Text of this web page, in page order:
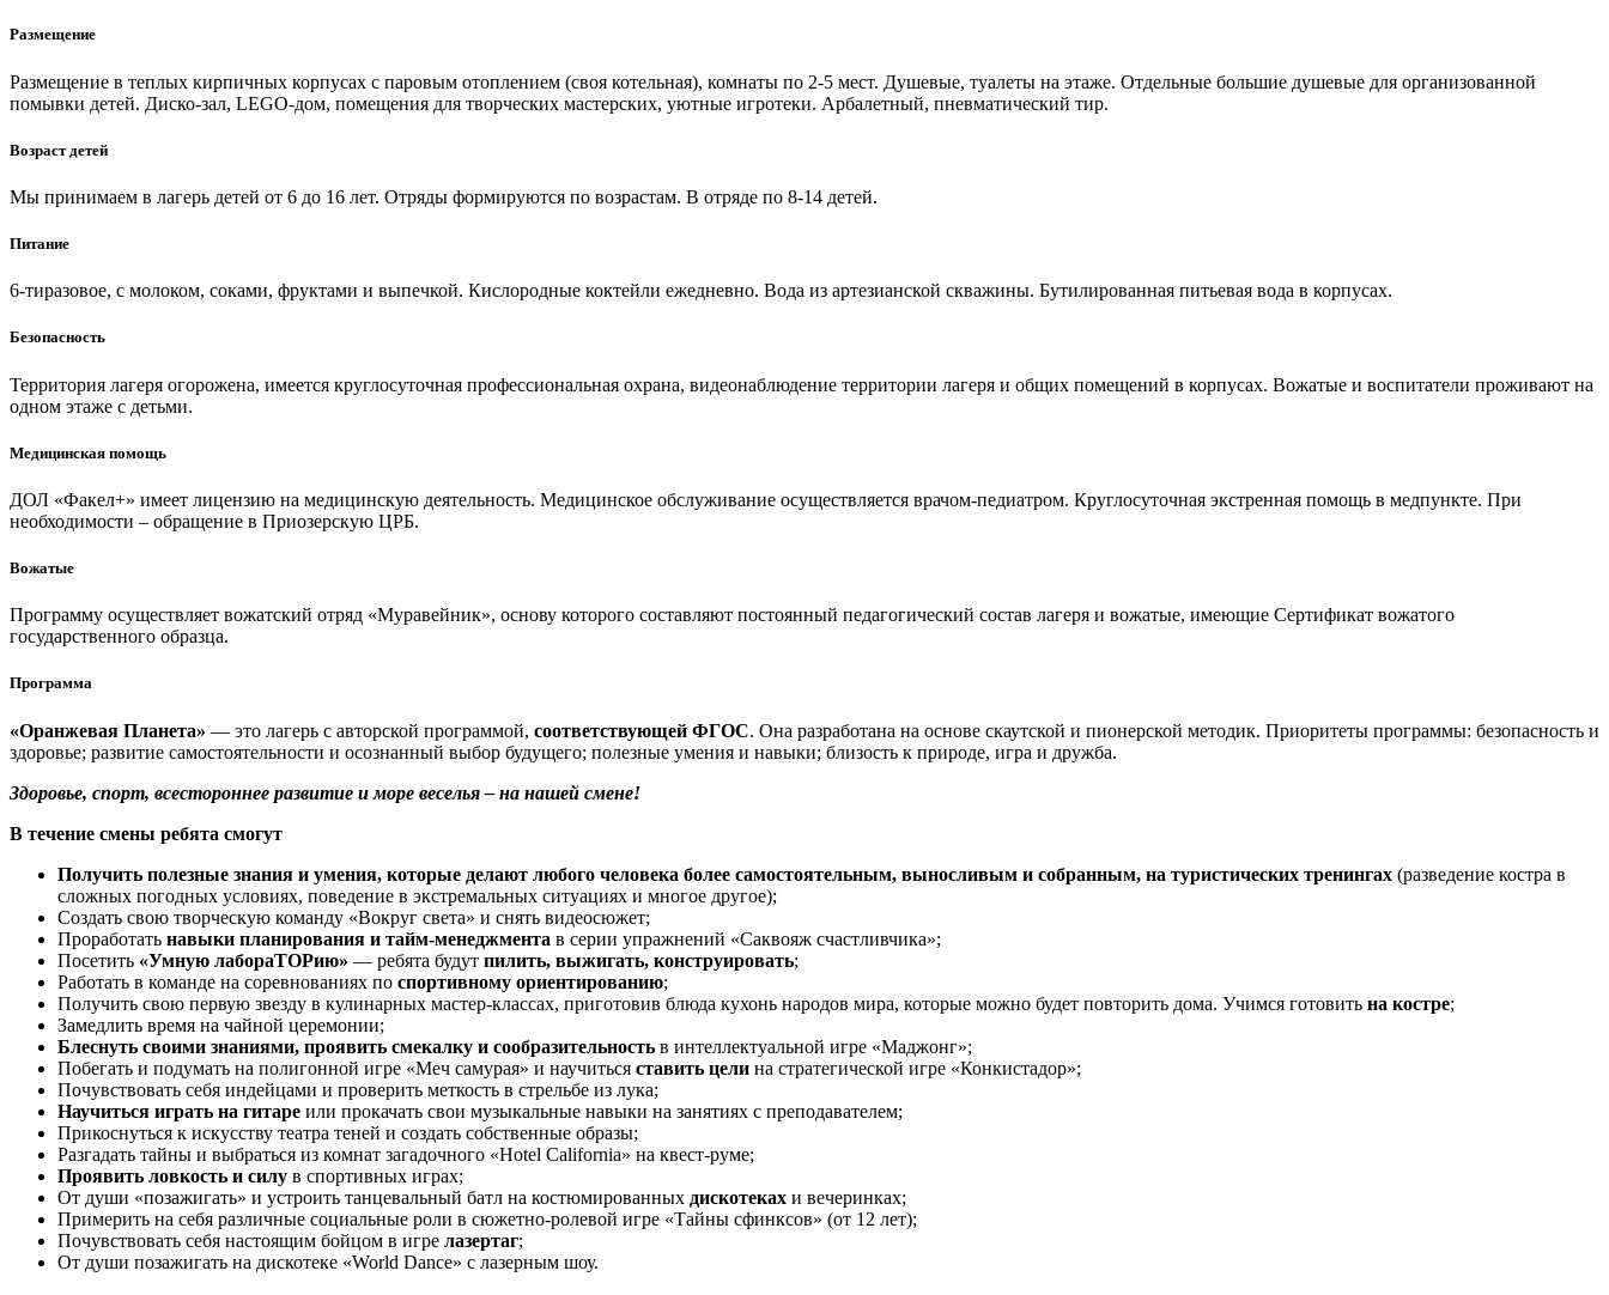
Размещение
Размещение в теплых кирпичных корпусах с паровым отоплением (своя котельная), комнаты по 2-5 мест. Душевые, туалеты на этаже. Отдельные большие душевые для организованной
помывки детей. Диско-зал, LEGO-дом, помещения для творческих мастерских, уютные игротеки. Арбалетный, пневматический тир.
Возраст детей
Мы принимаем в лагерь детей от 6 до 16 лет. Отряды формируются по возрастам. В отряде по 8-14 детей.
Питание
6-тиразовое, с молоком, соками, фруктами и выпечкой. Кислородные коктейли ежедневно. Вода из артезианской скважины. Бутилированная питьевая вода в корпусах.
Безопасность
Территория лагеря огорожена, имеется круглосуточная профессиональная охрана, видеонаблюдение территории лагеря и общих помещений в корпусах. Вожатые и воспитатели проживают на
одном этаже с детьми.
Медицинская помощь
ДОЛ «Факел+» имеет лицензию на медицинскую деятельность. Медицинское обслуживание осуществляется врачом-педиатром. Круглосуточная экстренная помощь в медпункте. При
необходимости – обращение в Приозерскую ЦРБ.
Вожатые
Программу осуществляет вожатский отряд «Муравейник», основу которого составляют постоянный педагогический состав лагеря и вожатые, имеющие Сертификат вожатого
государственного образца.
Программа
«Оранжевая Планета» — это лагерь с авторской программой, соответствующей ФГОС. Она разработана на основе скаутской и пионерской методик. Приоритеты программы: безопасность и
здоровье; развитие самостоятельности и осознанный выбор будущего; полезные умения и навыки; близость к природе, игра и дружба.
Здоровье, спорт, всестороннее развитие и море веселья – на нашей смене!
В течение смены ребята смогут
Получить полезные знания и умения, которые делают любого человека более самостоятельным, выносливым и собранным, на туристических тренингах (разведение костра в
сложных погодных условиях, поведение в экстремальных ситуациях и многое другое);
Создать свою творческую команду «Вокруг света» и снять видеосюжет;
Проработать навыки планирования и тайм-менеджмента в серии упражнений «Саквояж счастливчика»;
Посетить «Умную лабораТОРию» — ребята будут пилить, выжигать, конструировать;
Работать в команде на соревнованиях по спортивному ориентированию;
Получить свою первую звезду в кулинарных мастер-классах, приготовив блюда кухонь народов мира, которые можно будет повторить дома. Учимся готовить на костре;
Замедлить время на чайной церемонии;
Блеснуть своими знаниями, проявить смекалку и сообразительность в интеллектуальной игре «Маджонг»;
Побегать и подумать на полигонной игре «Меч самурая» и научиться ставить цели на стратегической игре «Конкистадор»;
Почувствовать себя индейцами и проверить меткость в стрельбе из лука;
Научиться играть на гитаре или прокачать свои музыкальные навыки на занятиях с преподавателем;
Прикоснуться к искусству театра теней и создать собственные образы;
Разгадать тайны и выбраться из комнат загадочного «Hotel California» на квест-руме;
Проявить ловкость и силу в спортивных играх;
От души «позажигать» и устроить танцевальный батл на костюмированных дискотеках и вечеринках;
Примерить на себя различные социальные роли в сюжетно-ролевой игре «Тайны сфинксов» (от 12 лет);
Почувствовать себя настоящим бойцом в игре лазертаг;
От души позажигать на дискотеке «World Dance» с лазерным шоу.